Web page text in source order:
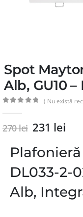
Spot
Alb, GU10
( Nu există
270lei 231 lei
DL033-2-
Alb,